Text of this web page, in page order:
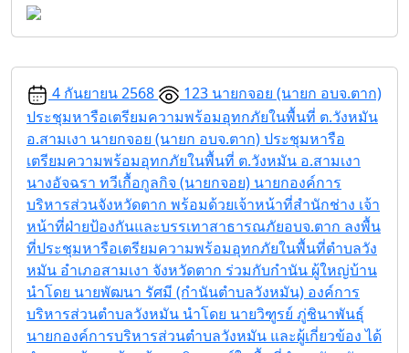
4 กันยายน 2568 123 นายกจอย (นายก อบจ.ตาก)
ประชุมหารือเตรียมความพร้อมอุทกภัยในพื้นที่ ต.วังหมัน
อ.สามเงา นายกจอย (นายก อบจ.ตาก) ประชุมหารือ
เตรียมความพร้อมอุทกภัยในพื้นที่ ต.วังหมัน อ.สามเงา
นางอัจฉรา ทวีเกื้อกูลกิจ (นายกจอย) นายกองค์การ
บริหารส่วนจังหวัดตาก พร้อมด้วยเจ้าหน้าที่สำนักช่าง เจ้า
หน้าที่ฝ่ายป้องกันและบรรเทาสาธารณภัยอบจ.ตาก ลงพื้น
ที่ประชุมหารือเตรียมความพร้อมอุทกภัยในพื้นที่ตำบลวัง
หมัน อำเภอสามเงา จังหวัดตาก ร่วมกับกำนัน ผู้ใหญ่บ้าน
นำโดย นายพัฒนา รัศมี (กำนันตำบลวังหมัน) องค์การ
บริหารส่วนตำบลวังหมัน นำโดย นายวิฑูรย์ ภู่ชินาพันธุ์
นายกองค์การบริหารส่วนตำบลวังหมัน และผู้เกี่ยวข้อง ได้